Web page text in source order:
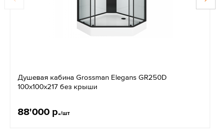
Душевая кабина Grossman Elegans GR250D
100x100x217 без крыши
88'000 р./шт